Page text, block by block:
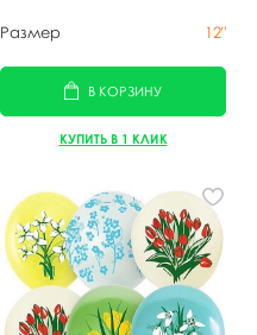
Размер 12"
В КОРЗИНУ
КУПИТЬ В 1 КЛИК